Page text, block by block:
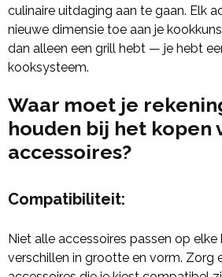
culinaire uitdaging aan te gaan. Elk
nieuwe dimensie toe aan je
dan alleen een grill hebt — je hebt
kooksysteem.
Waar moet je
houden bij het kopen
accessoires?
Compatibiliteit:
Niet alle accessoires passen op
verschillen in grootte en vorm. Zorg